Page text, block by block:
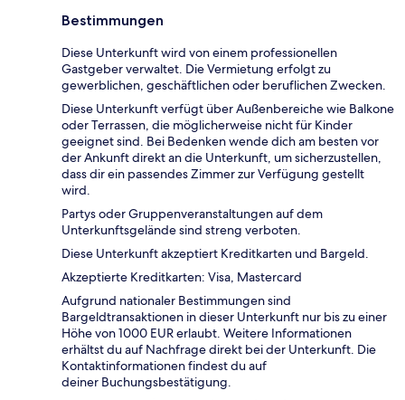
Bestimmungen
Diese Unterkunft wird von einem professionellen
Gastgeber verwaltet. Die Vermietung erfolgt zu
gewerblichen, geschäftlichen oder beruflichen Zwecken.
Diese Unterkunft verfügt über Außenbereiche wie Balkone
oder Terrassen, die möglicherweise nicht für Kinder
geeignet sind. Bei Bedenken wende dich am besten vor
der Ankunft direkt an die Unterkunft, um sicherzustellen,
dass dir ein passendes Zimmer zur Verfügung gestellt
wird.
Partys oder Gruppenveranstaltungen auf dem
Unterkunftsgelände sind streng verboten.
Diese Unterkunft akzeptiert Kreditkarten und Bargeld.
Akzeptierte Kreditkarten: Visa, Mastercard
Aufgrund nationaler Bestimmungen sind
Bargeldtransaktionen in dieser Unterkunft nur bis zu einer
Höhe von 1000 EUR erlaubt. Weitere Informationen
erhältst du auf Nachfrage direkt bei der Unterkunft. Die
Kontaktinformationen findest du auf
deiner Buchungsbestätigung.